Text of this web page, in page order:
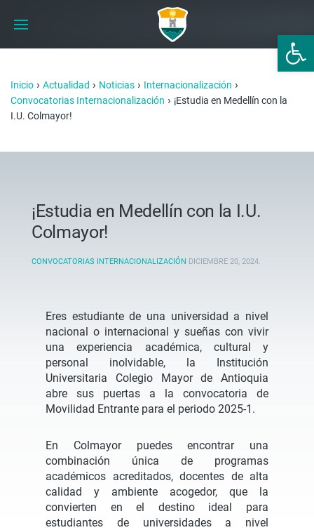
Abrir
Inicio › Actualidad › Noticias › Internacionalización ›
Convocatorias Internacionalización › ¡Estudia en Medellín con la
I.U. Colmayor!
¡Estudia en Medellín con la I.U.
Colmayor!
CONVOCATORIAS INTERNACIONALIZACIÓN DICIEMBRE 20, 2024.
Eres estudiante de una universidad a nivel
nacional o internacional y sueñas con vivir
una experiencia académica, cultural y
personal inolvidable, la Institución
Universitaria Colegio Mayor de Antioquia
abre sus puertas a la convocatoria de
Movilidad Entrante para el periodo 2025-1.
En Colmayor puedes encontrar una
combinación única de programas
académicos acreditados, docentes de alta
calidad y ambiente acogedor, que la
convierten en el destino ideal para
estudiantes de universidades a nivel